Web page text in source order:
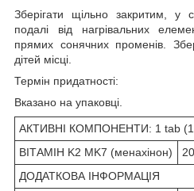
Зберігати щільно закритим, у
подалі від нагрівальних
прямих сонячних променів.
дітей місці.
Термін придатності:
Вказано на упаковці.
АКТИВНІ КОМПОНЕНТИ: 1 tab (1
ВІТАМІН K2 MK7 (менахінон)
ДОДАТКОВА ІНФОРМАЦІЯ